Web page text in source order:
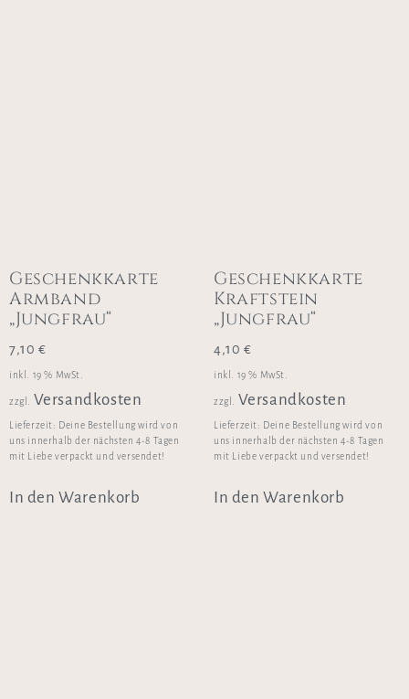
Geschenkkarte
Armband
„Jungfrau“
7,10 €
inkl. 19 % MwSt.
zzgl. Versandkosten
Lieferzeit: Deine Bestellung wird von
uns innerhalb der nächsten 4-8 Tagen
mit Liebe verpackt und versendet!
In den Warenkorb
Geschenkkarte
Kraftstein
„Jungfrau“
4,10 €
inkl. 19 % MwSt.
zzgl. Versandkosten
Lieferzeit: Deine Bestellung wird von
uns innerhalb der nächsten 4-8 Tagen
mit Liebe verpackt und versendet!
In den Warenkorb